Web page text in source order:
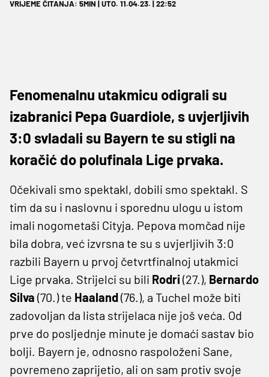
VRIJEME ČITANJA: 5MIN | UTO. 11.04.23. | 22:52
Fenomenalnu utakmicu odigrali su
izabranici Pepa Guardiole, s uvjerljivih
3:0 svladali su Bayern te su stigli na
koračić do polufinala Lige prvaka.
Očekivali smo spektakl, dobili smo spektakl. S
tim da su i naslovnu i sporednu ulogu u istom
imali nogometaši Cityja. Pepova momčad nije
bila dobra, već izvrsna te su s uvjerljivih 3:0
razbili Bayern u prvoj četvrtfinalnoj utakmici
Lige prvaka. Strijelci su bili Rodri (27.), Bernardo
Silva (70.) te Haaland(76.), a Tuchel može biti
zadovoljan da lista strijelaca nije još veća. Od
prve do posljednje minute je domaći sastav bio
bolji. Bayern je, odnosno raspoloženi Sane,
povremeno zaprijetio, ali on sam protiv svoje